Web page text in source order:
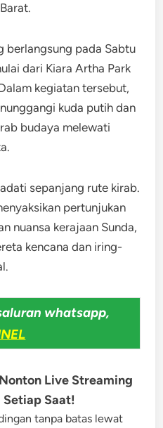
berlangsung pada Sabtu
dari Kiara Artha Park
kegiatan tersebut,
kuda putih dan
budaya melewati
sepanjang rute kirab.
pertunjukan
nuansa kerajaan Sunda,
kencana dan iring-
whatsapp,
Live Streaming
Setiap Saat!
tanpa batas lewat